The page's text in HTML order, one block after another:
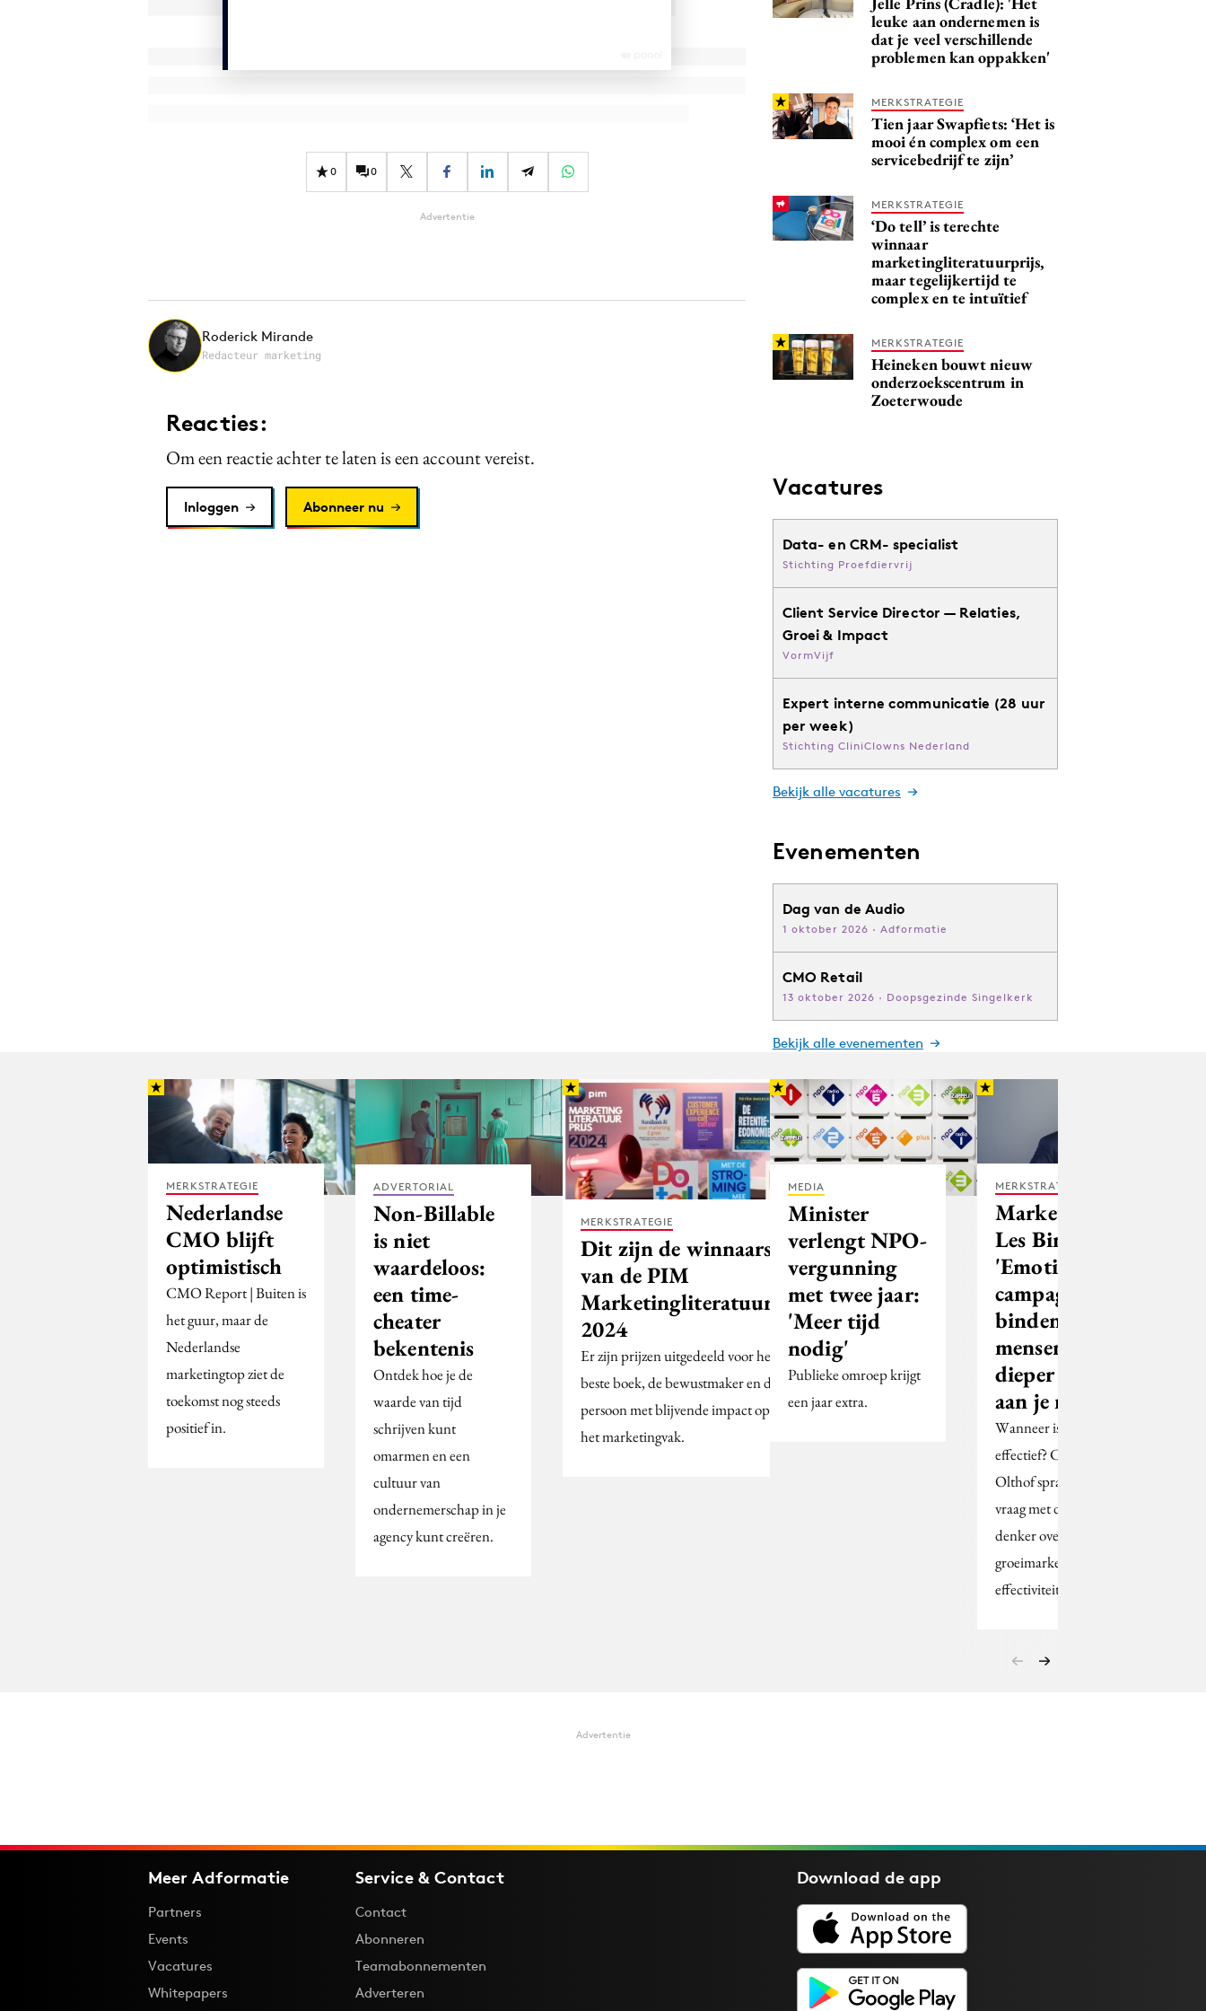
0 0
Advertentie
Roderick Mirande
Redacteur marketing
Reacties:
Om een reactie achter te laten is een account vereist.
Inloggen Abonneer nu
leuke aan ondernemen is
dat je veel verschillende
problemen kan oppakken'
MERKSTRATEGIE
Tien jaar Swapfiets: ‘Het is
mooi én complex om een
servicebedrijf te zijn’
MERKSTRATEGIE
‘Do tell’ is terechte
winnaar
marketingliteratuurprijs,
maar tegelijkertijd te
complex en te intuïtief
MERKSTRATEGIE
Heineken bouwt nieuw
onderzoekscentrum in
Zoeterwoude
Vacatures
Data- en CRM- specialist
Stichting Proefdiervrij
Client Service Director — Relaties,
Groei & Impact
VormVijf
Expert interne communicatie (28 uur
per week)
Stichting CliniClowns Nederland
Bekijk alle vacatures
Evenementen
Dag van de Audio
1 oktober 2026 · Adformatie
CMO Retail
13 oktober 2026 · Doopsgezinde Singelkerk
Bekijk alle evenementen
MERKSTRATEGIE
Nederlandse
CMO blijft
optimistisch
CMO Report | Buiten is
het guur, maar de
Nederlandse
marketingtop ziet de
toekomst nog steeds
positief in.
ADVERTORIAL
Non-Billable
is niet
waardeloos:
een time-
cheater
bekentenis
Ontdek hoe je de
waarde van tijd
schrijven kunt
omarmen en een
cultuur van
ondernemerschap in je
agency kunt creëren.
MERKSTRATEGIE
Dit zijn de winnaars
van de PIM
Marketingliteratuurprijs
2024
Er zijn prijzen uitgedeeld voor het
beste boek, de bewustmaker en de
persoon met blijvende impact op
het marketingvak.
MEDIA
Minister
verlengt NPO-
vergunning
met twee jaar:
'Meer tijd
nodig'
Publieke omroep krijgt
een jaar extra.
MERKSTRATEGIE
Marketinggoeroe
Les Binet:
'Emotionele
campagnes
binden
mensen op een
dieper niveau
aan je merk'
Wanneer is marketing
effectief? Coen Olde
Olthof sprak over die
vraag met de vermaarde
denker over
groeimarketing en
effectiviteit.
Advertentie
Meer Adformatie
Partners
Events
Vacatures
Whitepapers
Service & Contact
Contact
Abonneren
Teamabonnementen
Adverteren
Download deapp